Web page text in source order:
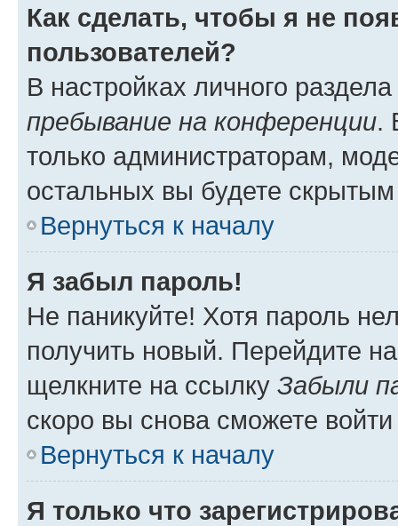
Как сделать, чтобы я не
пользователей?
В настройках личного
пребывание на конференции.
только администраторам,
остальных вы будете
Вернуться к началу
Я забыл пароль!
Не паникуйте! Хотя пароль
получить новый. Перейдите
щелкните на ссылку Забыли
скоро вы снова сможете
Вернуться к началу
Я только что